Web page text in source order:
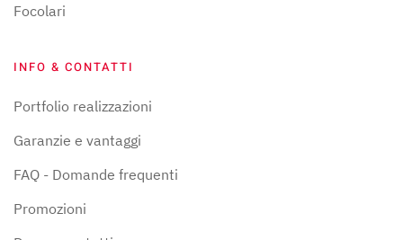
Focolari
INFO & CONTATTI
Portfolio realizzazioni
Garanzie e vantaggi
FAQ - Domande frequenti
Promozioni